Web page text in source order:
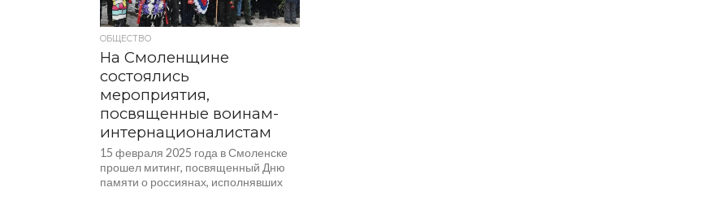
ОБЩЕСТВО
На Смоленщине
состоялись
мероприятия,
посвященные воинам-
интернационалистам
15 февраля 2025 года в Смоленске
прошел митинг, посвященный Дню
памяти о россиянах, исполнявших